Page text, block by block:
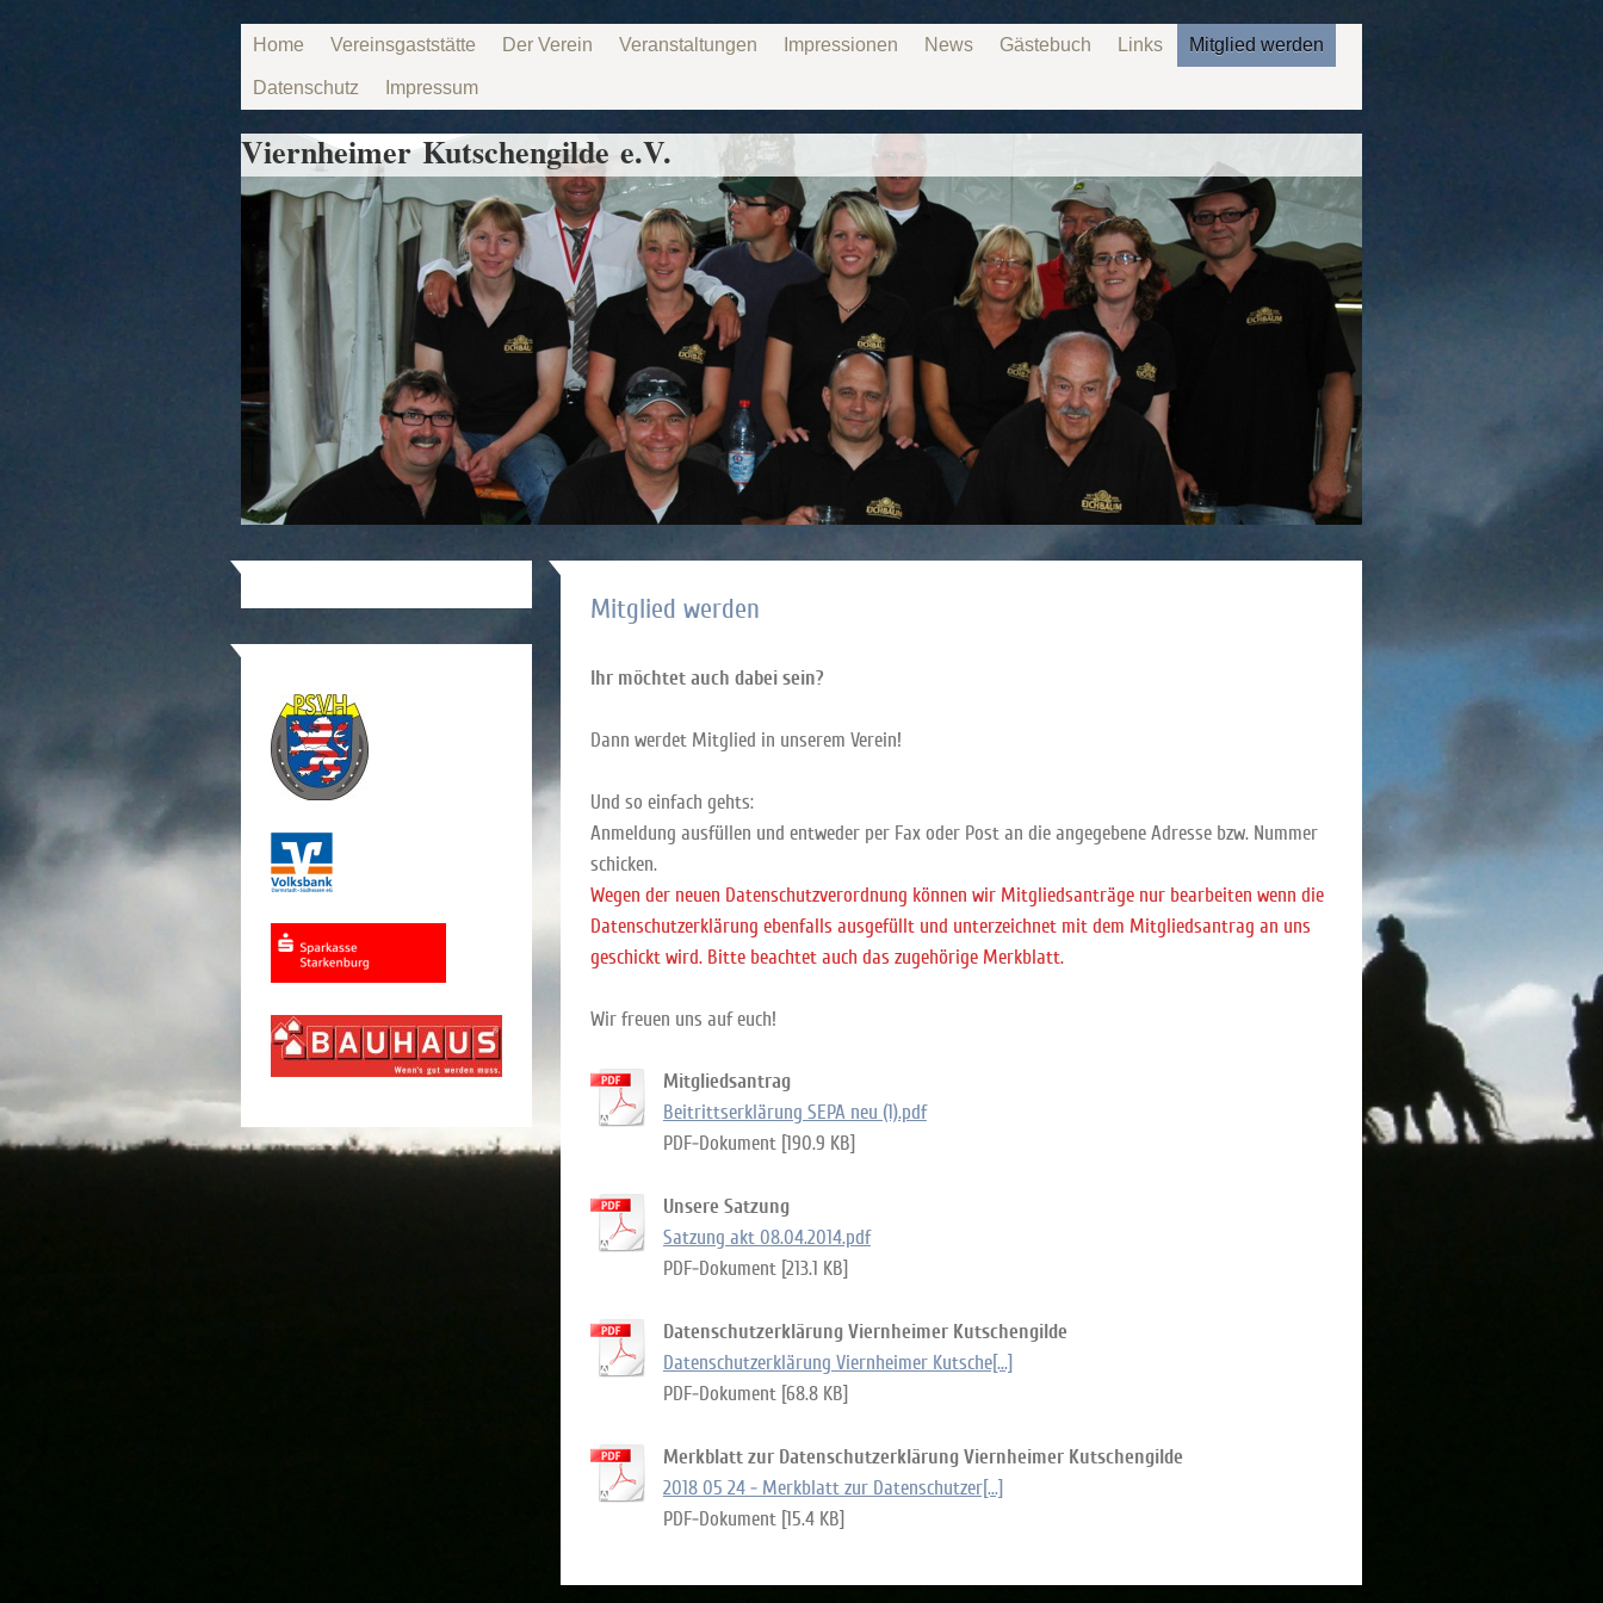
Home Vereinsgaststätte Der Verein Veranstaltungen Impressionen News Gästebuch Links Mitglied werden
Datenschutz Impressum
Viernheimer Kutschengilde e.V.
Mitglied werden
Ihr möchtet auch dabei sein?
Dann werdet Mitglied in unserem Verein!
Und so einfach gehts:
Anmeldung ausfüllen und entweder per Fax oder Post an die angegebene Adresse bzw. Nummer
schicken.
Wegen der neuen Datenschutzverordnung können wir Mitgliedsanträge nur bearbeiten wenn die
Datenschutzerklärung ebenfalls ausgefüllt und unterzeichnet mit dem Mitgliedsantrag an uns
geschickt wird. Bitte beachtet auch das zugehörige Merkblatt.
Wir freuen uns auf euch!
Mitgliedsantrag
Beitrittserklärung SEPA neu (1).pdf
PDF-Dokument [190.9 KB]
Unsere Satzung
Satzung akt 08.04.2014.pdf
PDF-Dokument [213.1 KB]
Datenschutzerklärung Viernheimer Kutschengilde
Datenschutzerklärung Viernheimer Kutsche[...]
PDF-Dokument [68.8 KB]
Merkblatt zur Datenschutzerklärung Viernheimer Kutschengilde
2018 05 24 - Merkblatt zur Datenschutzer[...]
PDF-Dokument [15.4 KB]